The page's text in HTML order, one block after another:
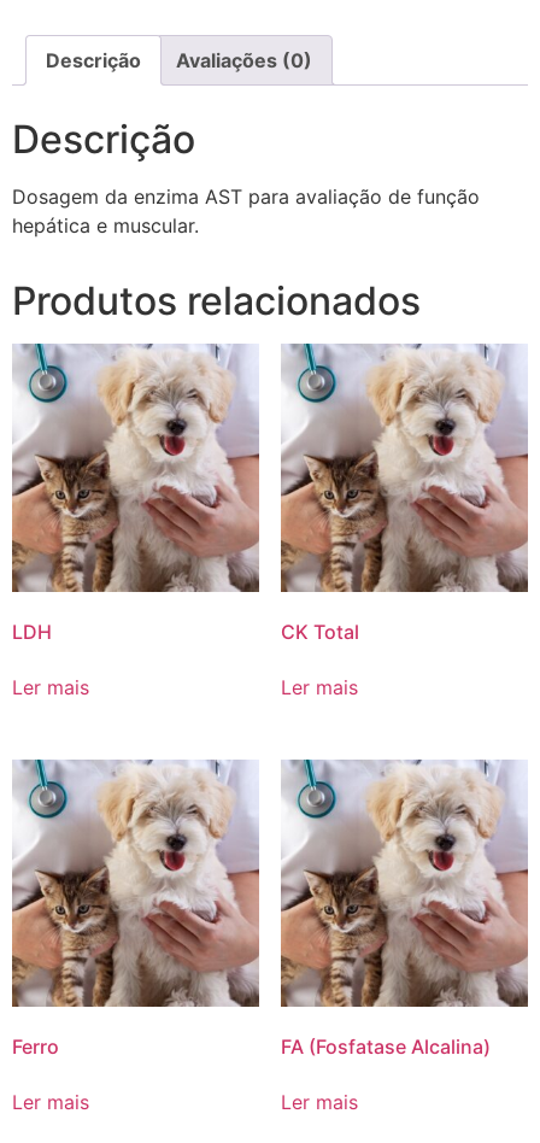
Descrição Avaliações (0)
Descrição
Dosagem da enzima AST para avaliação de função
hepática e muscular.
Produtos relacionados
LDH
Ler mais
CK Total
Ler mais
Ferro
Ler mais
FA (Fosfatase Alcalina)
Ler mais